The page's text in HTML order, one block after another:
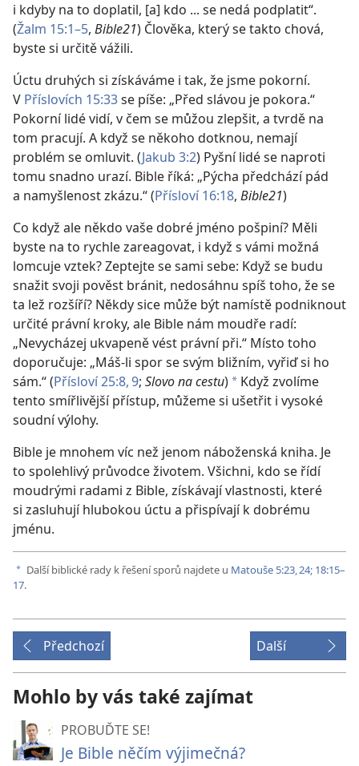
i kdyby na to doplatil, [a] kdo ... se nedá podplatit“.
(Žalm 15:1–5, Bible21) Člověka, který se takto chová,
byste si určitě vážili.
Úctu druhých si získáváme i tak, že jsme pokorní.
V Příslovích 15:33se píše: „Před slávou je pokora.“
Pokorní lidé vidí, v čem se můžou zlepšit, a tvrdě na
tom pracují. A když se někoho dotknou, nemají
problém se omluvit. (Jakub 3:2) Pyšní lidé se naproti
tomu snadno urazí. Bible říká: „Pýcha předchází pád
a namyšlenost zkázu.“ (Přísloví 16:18, Bible21)
Co když ale někdo vaše dobré jméno pošpiní? Měli
byste na to rychle zareagovat, i když s vámi možná
lomcuje vztek? Zeptejte se sami sebe: Když se budu
snažit svoji pověst bránit, nedosáhnu spíš toho, že se
ta lež rozšíří? Někdy sice může být namístě podniknout
určité právní kroky, ale Bible nám moudře radí:
„Nevycházej ukvapeně vést právní při.“ Místo toho
doporučuje: „Máš-li spor se svým bližním, vyřiď si ho
sám.“ (Přísloví 25:8, 9; Slovo na cestu) a Když zvolíme
tento smířlivější přístup, můžeme si ušetřit i vysoké
soudní výlohy.
Bible je mnohem víc než jenom náboženská kniha. Je
to spolehlivý průvodce životem. Všichni, kdo se řídí
moudrými radami z Bible, získávají vlastnosti, které
si zasluhují hlubokou úctu a přispívají k dobrému
jménu.
a Další biblické rady k řešení sporů najdete u Matouše 5:23, 24; 18:15–
17.
Předchozí Další
Mohlo by vás také zajímat
PROBUĎTE SE!
Je Bible něčím výjimečná?